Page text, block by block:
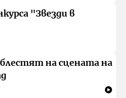
"Звезди в
на сцената на